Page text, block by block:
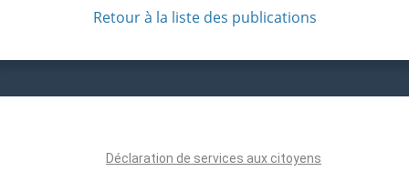
Retour à la liste des publications
Déclaration de services aux citoyens